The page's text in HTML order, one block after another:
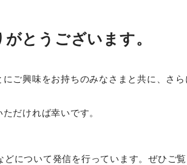
とうございます。
ご興味をお持ちのみなさまと共に、さら
だければ幸いです。
について発信を行っています。ぜひご